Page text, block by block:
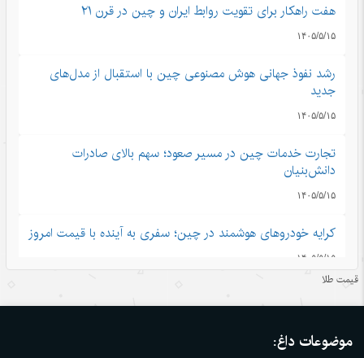
هفت راهکار برای تقویت روابط ایران و چین در قرن ۲۱
۱۴۰۵/۵/۱۵
رشد نفوذ جهانی هوش مصنوعی چین با استقبال از مدل‌های
جدید
۱۴۰۵/۵/۱۵
تجارت خدمات چین در مسیر صعود؛ سهم بالای صادرات
دانش‌بنیان
۱۴۰۵/۵/۱۵
کرایه خودروهای هوشمند در چین؛ سفری به آینده با قیمت امروز
۱۴۰۵/۵/۱۵
جای ارائه مدرک
۱۴۰۵/۵/۱۵
قیمت طلا
موضوعات داغ: